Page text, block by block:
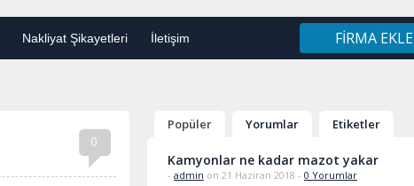
Nakliyat Şikayetleri İletişim FIRMA EKLE
0
Popüler Yorumlar Etiketler
Kamyonlar ne kadar mazot yakar
- admin on 21 Haziran 2018 - 0 Yorumlar